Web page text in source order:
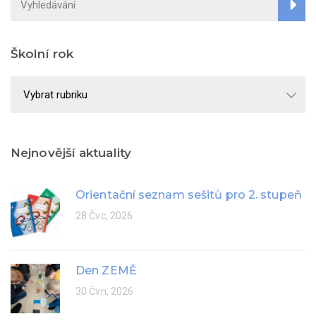
Školní rok
Nejnovější aktuality
Orientační seznam sešitů pro 2. stupeň
28 Čvc, 2026
Den ZEMĚ
30 Čvn, 2026